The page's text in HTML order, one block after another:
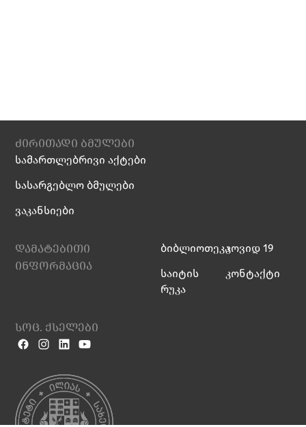
ძირითადი ბმულები
სამართლებრივი აქტები
სასარგებლო ბმულები
ვაკანსიები
დამატებითი
ინფორმაცია
ბიბლიოთეკა
საიტის
რუკა
კოვიდ 19
კონტაქტი
სოც. ქსელები